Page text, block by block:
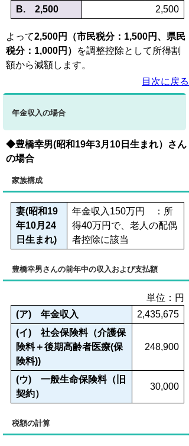
B. 2,500 2,500
よって2,500円（市民税分：1,500円、県民
税分：1,000円）
を調整控除として所得割
額から減額します。
目次に戻る
年金収入の場合
◆豊橋幸男(昭和19年3月10日生まれ）さん
の場合
家族構成
妻(昭和19
年10月24
日生まれ)
年金収入150万円 ：所
得40万円で、老人の配偶
者控除に該当
豊橋幸男さんの前年中の収入および支払額
単位：円
(ア) 年金収入
2,435,675
(イ) 社会保険料（介護保
険料＋後期高齢者医療(保
険料))
248,900
(ウ) 一般生命保険料（旧
契約）
30,000
税額の計算